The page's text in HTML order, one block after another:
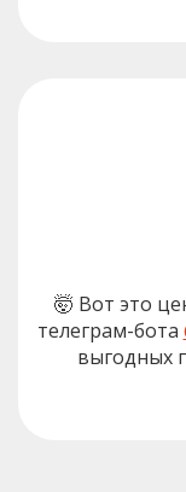
🤯 Вот это
телеграм-бота
выгодных